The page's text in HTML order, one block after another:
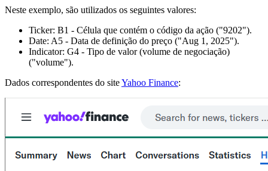
Neste exemplo, são utilizados os seguintes valores:
Ticker: B1 - Célula que contém o código da ação ("9202").
Date: A5 - Data de definição do preço ("Aug 1, 2025").
Indicator: G4 - Tipo de valor (volume de negociação)
("volume").
Dados correspondentes do siteYahoo Finance: